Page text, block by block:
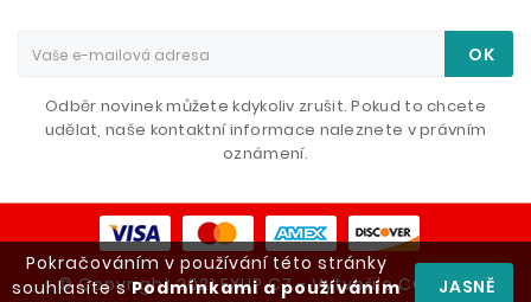
Pokračováním v používání této stránky
souhlasíte sPodmínkami a používáním
JASNĚ
OK
Odběr novinek můžete kdykoliv zrušit. Pokud to chcete
udělat, naše kontaktní informace naleznete v právním
oznámení.
© Copyright 2021 EXUP CZ - Vytvořilo CONEXO